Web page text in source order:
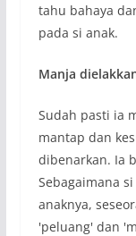
tahu bahaya
pada si anak.
Manja
Sudah pasti ia
mantap dan
dibenarkan. Ia
Sebagaimana
anaknya,
'peluang' dan